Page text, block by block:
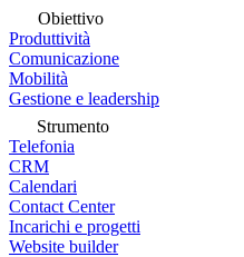
Obiettivo
Produttività
Comunicazione
Mobilità
Gestione e leadership
Strumento
Telefonia
CRM
Calendari
Contact Center
Incarichi e progetti
Website builder